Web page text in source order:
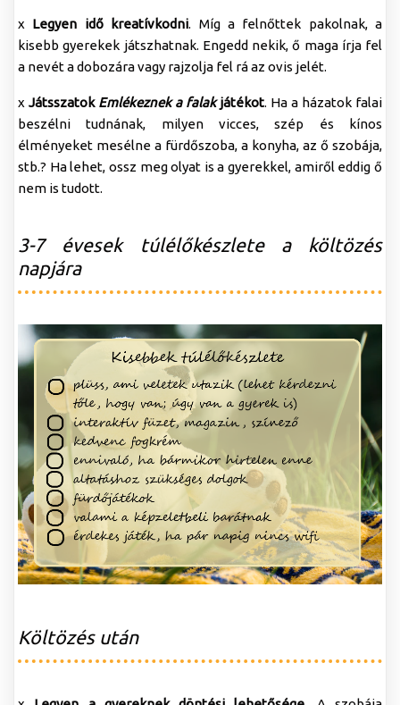
x Legyen idő kreatívkodni. Míg a felnőttek pakolnak, a
kisebb gyerekek játszhatnak. Engedd nekik, ő maga írja fel
a nevét a dobozára vagy rajzolja fel rá az ovis jelét.
x Játsszatok Emlékeznek a falakjátékot. Ha a házatok falai
beszélni tudnának, milyen vicces, szép és kínos
élményeket mesélne a fürdőszoba, a konyha, az ő szobája,
stb.? Ha lehet, ossz meg olyat is a gyerekkel, amiről eddig ő
nem is tudott.
3-7 évesek túlélőkészlete a költözés
napjára
Költözés után